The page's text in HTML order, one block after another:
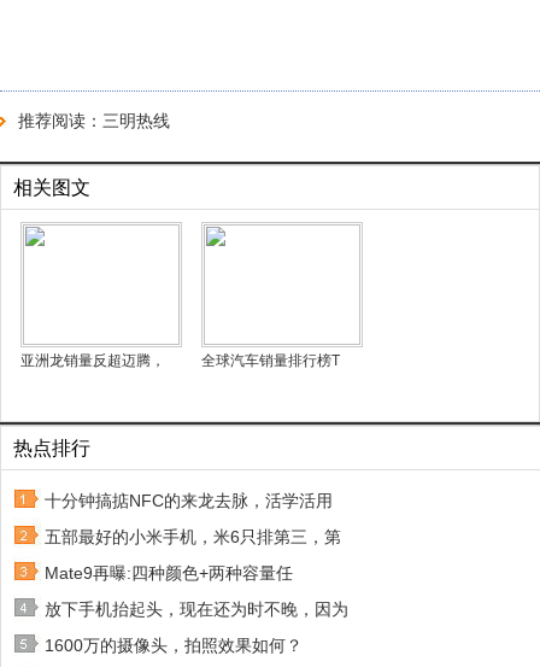
推荐阅读： 三明热线
相关图文
亚洲龙销量反超迈腾， 全球汽车销量排行榜T
热点排行
十分钟搞掂NFC的来龙去脉，活学活用
五部最好的小米手机，米6只排第三，第
Mate9再曝:四种颜色+两种容量任
放下手机抬起头，现在还为时不晚，因为
1600万的摄像头，拍照效果如何？